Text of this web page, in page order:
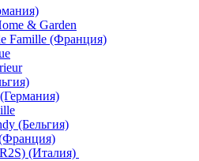
& Garden
Famille (Франция)
(Бельгия)
(Италия)